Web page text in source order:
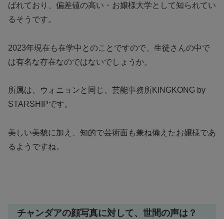
ばれており、偏差値の高い・お嬢様大学として知られてい
るそうです。
2023年現在も在学中とのことですので、生徒さんの中で
は有名な存在なのではないでしょうか。
所属は、ウォニョンと同じ、芸能事務所KINGKONG by
STARSHIPです。
美しい美貌に加え、知的で芸術面も兼ね備えたお嬢様であ
るようですね。
チャンダアの顔写真に対して、世間の声は？